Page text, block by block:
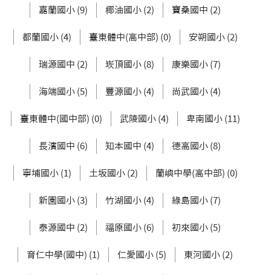
嘉蘭國小 (9) 椰油國小 (2) 寶桑國中 (2)
都蘭國小 (4) 臺東體中(高中部) (0) 安朔國小 (2)
瑞源國中 (2) 崁頂國小 (8) 康樂國小 (7)
海端國小 (5) 豐源國小 (4) 尚武國小 (4)
臺東體中(國中部) (0) 武陵國小 (4) 卑南國小 (11)
長濱國中 (6) 知本國中 (4) 德高國小 (8)
寧埔國小 (1) 土坂國小 (2) 蘭嶼中學(高中部) (0)
新園國小 (3) 竹湖國小 (4) 綠島國小 (7)
泰源國中 (2) 福原國小 (6) 初來國小 (5)
育仁中學(國中) (1) 仁愛國小 (5) 東河國小 (2)